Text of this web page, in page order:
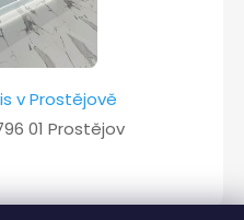
v Prostějově
01 Prostějov